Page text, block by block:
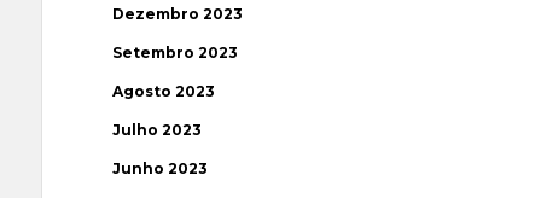
Dezembro 2023
Setembro 2023
Agosto 2023
Julho 2023
Junho 2023